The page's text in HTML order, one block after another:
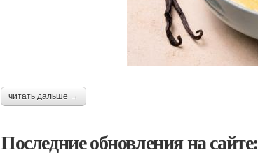
читать дальше →
Последние обновления на сайте: